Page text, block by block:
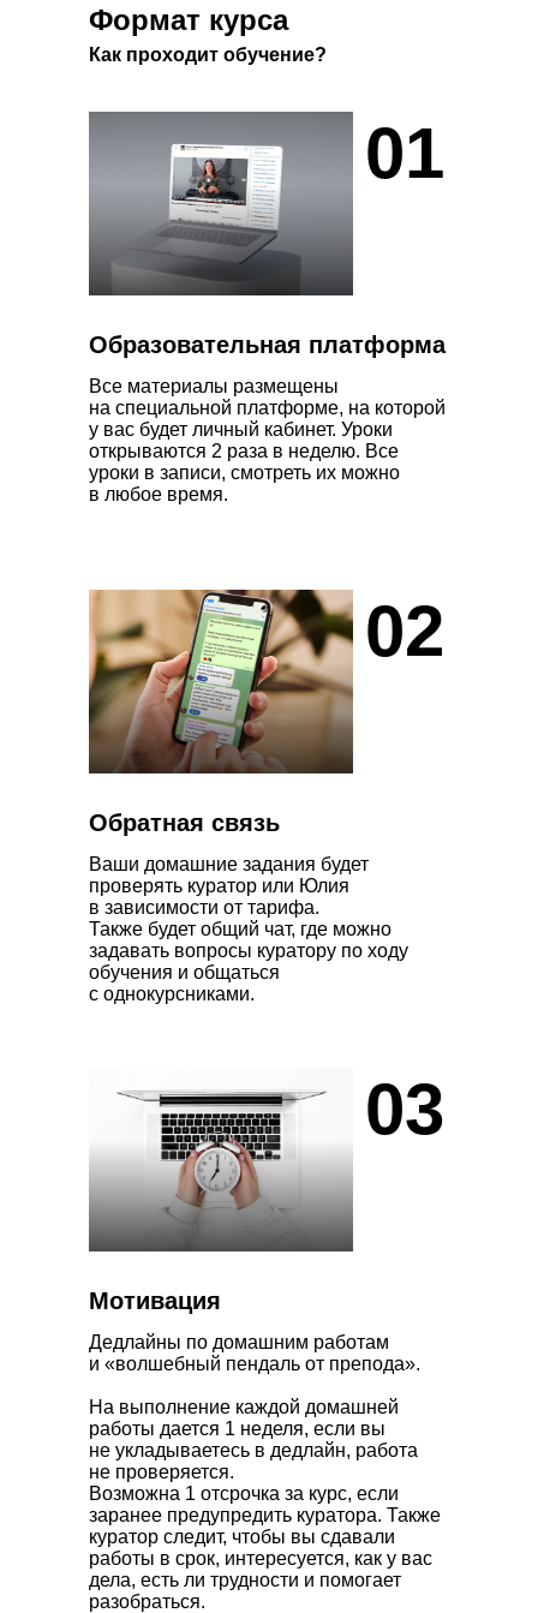
Формат курса
Как проходит обучение?
Все материалы размещены
на специальной платформе, на которой
у вас будет личный кабинет. Уроки
открываются 2 раза в неделю. Все
уроки в записи, смотреть их можно
в любое время.
01
Образовательная платформа
Ваши домашние задания будет
проверять куратор или Юлия
в зависимости от тарифа.
Также будет общий чат, где можно
задавать вопросы куратору по ходу
обучения и общаться
с однокурсниками.
02
Обратная связь
Дедлайны по домашним работам
и «волшебный пендаль от препода».
На выполнение каждой домашней
работы дается 1 неделя, если вы
не укладываетесь в дедлайн, работа
не проверяется.
Возможна 1 отсрочка за курс, если
заранее предупредить куратора. Также
куратор следит, чтобы вы сдавали
работы в срок, интересуется, как у вас
дела, есть ли трудности и помогает
разобраться.
03
Мотивация